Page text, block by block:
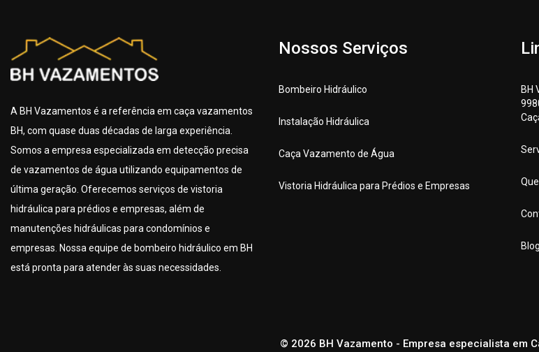
A BH Vazamentos é a referência em caça vazamentos
BH, com quase duas décadas de larga experiência.
Somos a empresa especializada em detecção precisa
de vazamentos de água utilizando equipamentos de
última geração. Oferecemos serviços de vistoria
hidráulica para prédios e empresas, além de
manutenções hidráulicas para condomínios e
empresas. Nossa equipe de bombeiro hidráulico em BH
está pronta para atender às suas necessidades.
Nossos Serviços
Bombeiro Hidráulico
Instalação Hidráulica
Caça Vazamento de Água
Vistoria Hidráulica para Prédios e Empresas
BH
© 2026 BH Vazamento - Empresa especialista em